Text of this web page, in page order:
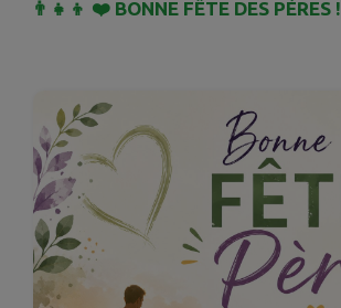
👨‍👧‍👦 ❤️ BONNE FÊTE DES PÈRES !